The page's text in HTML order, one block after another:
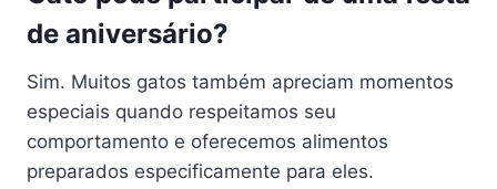
de aniversário?
Sim. Muitos gatos também apreciam momentos
especiais quando respeitamos seu
comportamento e oferecemos alimentos
preparados especificamente para eles.